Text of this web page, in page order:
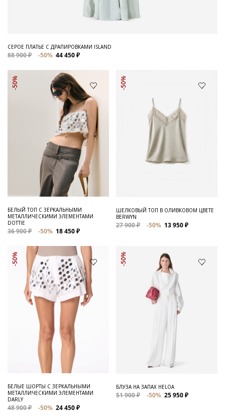
СЕРОЕ ПЛАТЬЕ С ДРАПИРОВКАМИ ISLAND
88 900 ₽ -50% 44 450 ₽
-50%
БЕЛЫЙ ТОП С ЗЕРКАЛЬНЫМИ
МЕТАЛЛИЧЕСКИМИ ЭЛЕМЕНТАМИ
DOTTIE
36 900 ₽ -50% 18 450 ₽
-50%
ШЕЛКОВЫЙ ТОП В ОЛИВКОВОМ ЦВЕТЕ
BERWYN
27 900 ₽ -50% 13 950 ₽
-50%
БЕЛЫЕ ШОРТЫ С ЗЕРКАЛЬНЫМИ
МЕТАЛЛИЧЕСКИМИ ЭЛЕМЕНТАМИ
DARLY
48 900 ₽ -50% 24 450 ₽
-50%
БЛУЗА НА ЗАПАХ HELOA
51 900 ₽ -50% 25 950 ₽